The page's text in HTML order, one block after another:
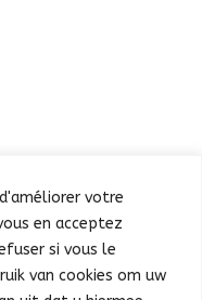
votre
en acceptez
si vous le
van cookies om uw